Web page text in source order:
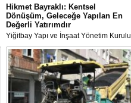
Hikmet Bayraklı: Kentsel
Dönüşüm, Geleceğe Yapılan En
Değerli Yatırımdır
Yiğitbay Yapı ve İnşaat Yönetim Kurulu
Başkanı, İnşaat Mühendisi Hikmet
Bayraklı, emlak ve gayrimenkul
danışmanı Aslı Alan’ı çalışma ofisinde
ağırladı